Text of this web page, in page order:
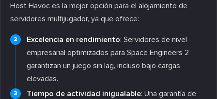
Host Havoc es la mejor opción para el alojamiento de
servidores multijugador, ya que ofrece:
Excelencia en rendimiento: Servidores de nivel
empresarial optimizados para Space Engineers 2
garantizan un juego sin lag, incluso bajo cargas
elevadas.
Tiempo de actividad inigualable: Una garantía de